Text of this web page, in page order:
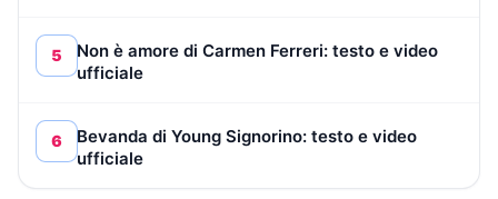
5
Non è amore di Carmen Ferreri: testo e video
ufficiale
6
Bevanda di Young Signorino: testo e video
ufficiale